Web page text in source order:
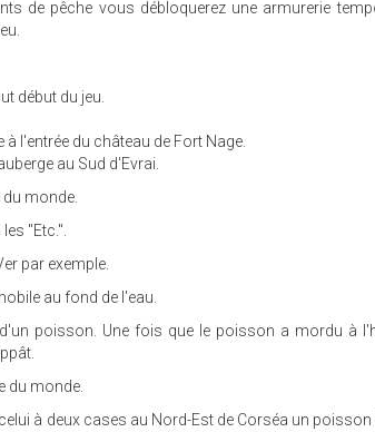
de pêche vous débloquerez une armurerie
début du jeu.
l'entrée du château de Fort Nage.
au Sud d'Evrai.
monde.
"Etc.".
par exemple.
au fond de l'eau.
poisson. Une fois que le poisson a mordu à
du monde.
à deux cases au Nord-Est de Corséa un poisson